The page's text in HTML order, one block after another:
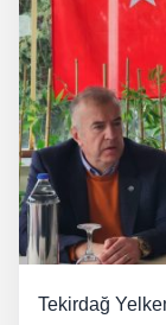
Tekirdağ